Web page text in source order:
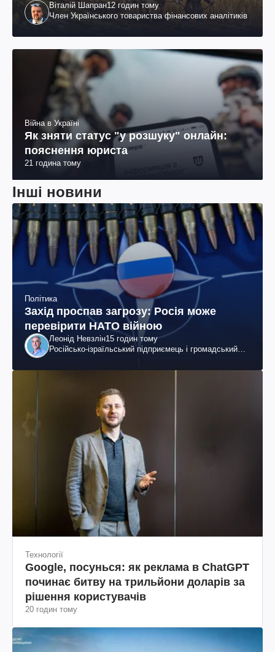
Віталій Шапран12 годин тому
Член Українського товариства фінансових аналітиків
Війна в Україні
Як зняти статус "у розшуку" онлайн:
пояснення юриста
21 година тому
Інші новини
Політика
Захід проспав загрозу: Росія може
перевірити НАТО війною
Леонід Невзлін15 годин тому
Російсько-ізраїльський підприємець і громадський
Технології
Google, посунься: як реклама в ChatGPT
починає битву на трильйони доларів за
рішення користувачів
20 годин тому